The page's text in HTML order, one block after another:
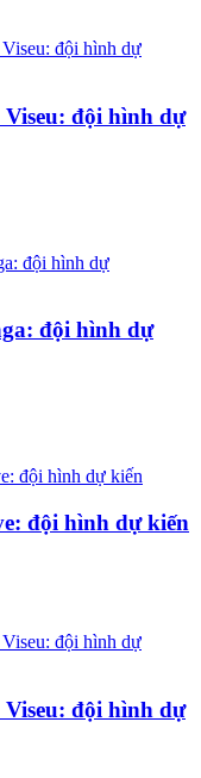
Viseu: đội hình dự
đội hình dự
đội hình dự kiến
Viseu: đội hình dự